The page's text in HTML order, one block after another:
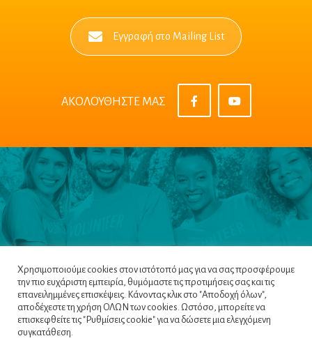
Εγγραφή στο Mailing List
ΑΚΟΛΟΥΘΗΣΤΕ ΜΑΣ
Χρησιμοποιούμε cookies στον ιστότοπό μας για να σας προσφέρουμε
την πιο ευχάριστη εμπειρία, θυμόμαστε τις προτιμήσεις σας και τις
επανειλημμένες επισκέψεις. Κάνοντας κλικ στο "Αποδοχή όλων",
αποδέχεστε τη χρήση ΟΛΩΝ των cookies. Ωστόσο, μπορείτε να
επισκεφθείτε τις "Ρυθμίσεις cookie" για να δώσετε μια ελεγχόμενη
συγκατάθεση.